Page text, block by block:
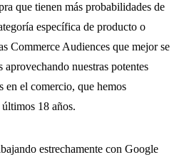
que tienen más probabilidades de
específica de producto o
Commerce Audiences que mejor se
aprovechando nuestras potentes
en el comercio, que hemos
18 años.
estrechamente con Google